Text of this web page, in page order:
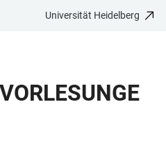
Universität Heidelberg